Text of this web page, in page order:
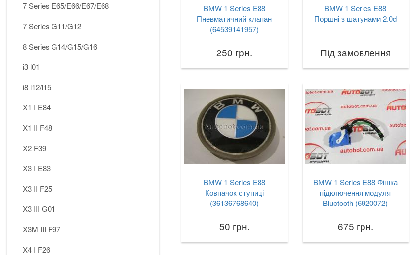
7 Series E65/E66/E67/E68
7 Series G11/G12
8 Series G14/G15/G16
i3 l01
i8 l12/l15
X1 I E84
X1 II F48
X2 F39
X3 I E83
X3 II F25
X3 III G01
X3M III F97
X4 I F26
BMW 1 Series E88
Пневматичний клапан
(64539141957)
250 грн.
BMW 1 Series E88
Поршні з шатунами 2.0d
Під замовлення
BMW 1 Series E88
Ковпачок ступиці
(36136768640)
50 грн.
BMW 1 Series E88 Фішка
підключення модуля
Bluetooth (6920072)
675 грн.